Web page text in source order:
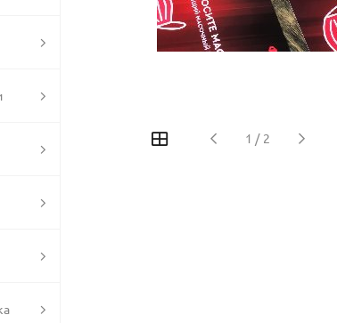
1 / 2